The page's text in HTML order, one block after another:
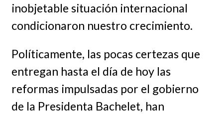
inobjetable situación internacional
condicionaron nuestro crecimiento.
Políticamente, las pocas certezas que
entregan hasta el día de hoy las
reformas impulsadas por el gobierno
de la Presidenta Bachelet, han